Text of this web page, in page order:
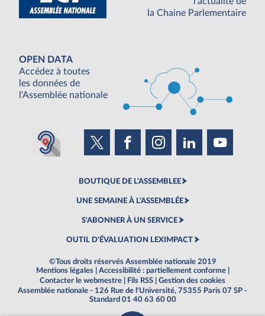
la Chaine Parlementaire
OPEN DATA
Accédez à toutes
les données de
l'Assemblée nationale
BOUTIQUE DE L'ASSEMBLEE
UNE SEMAINE À L'ASSEMBLÉE
S'ABONNER À UN SERVICE
OUTIL D'ÉVALUATION LEXIMPACT
©Tous droits réservés Assemblée nationale 2019
Mentions légales
Accessibilité : partiellement conforme
Contacter le webmestre
Fils RSS
Gestion des cookies
Assemblée nationale - 126 Rue de l'Université, 75355 Paris 07 SP -
Standard 01 40 63 60 00